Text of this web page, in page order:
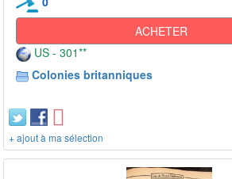
ACHETER
US - 301**
Colonies britanniques
+ ajout à ma sélection